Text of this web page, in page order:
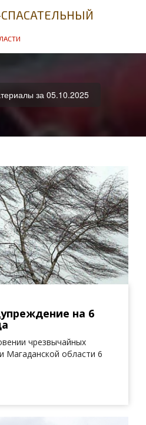
за 05.10.2025
на 6
чрезвычайных
Магаданской области 6